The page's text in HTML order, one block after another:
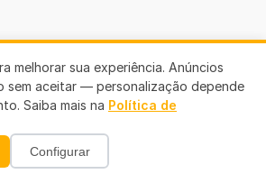
melhorar sua experiência. Anúncios
sem aceitar — personalização depende
Saiba mais na Política de
Configurar